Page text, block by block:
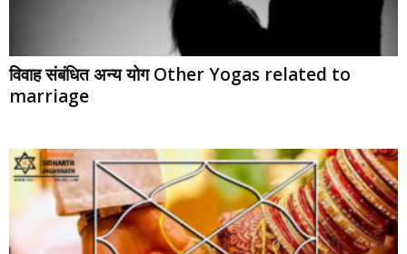
विवाह संबंधित अन्य योग Other Yogas related to
marriage